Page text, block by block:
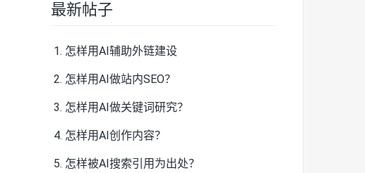
最新帖子
怎样用AI辅助外链建设
怎样用AI做站内SEO？
怎样用AI做关键词研究？
怎样用AI创作内容？
怎样被AI搜索引用为出处？